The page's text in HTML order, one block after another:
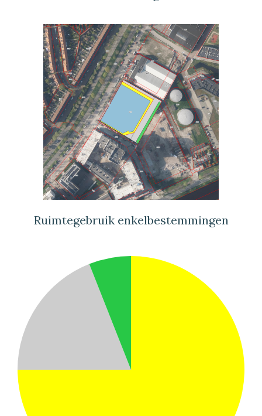
Ruimtegebruik enkelbestemmingen